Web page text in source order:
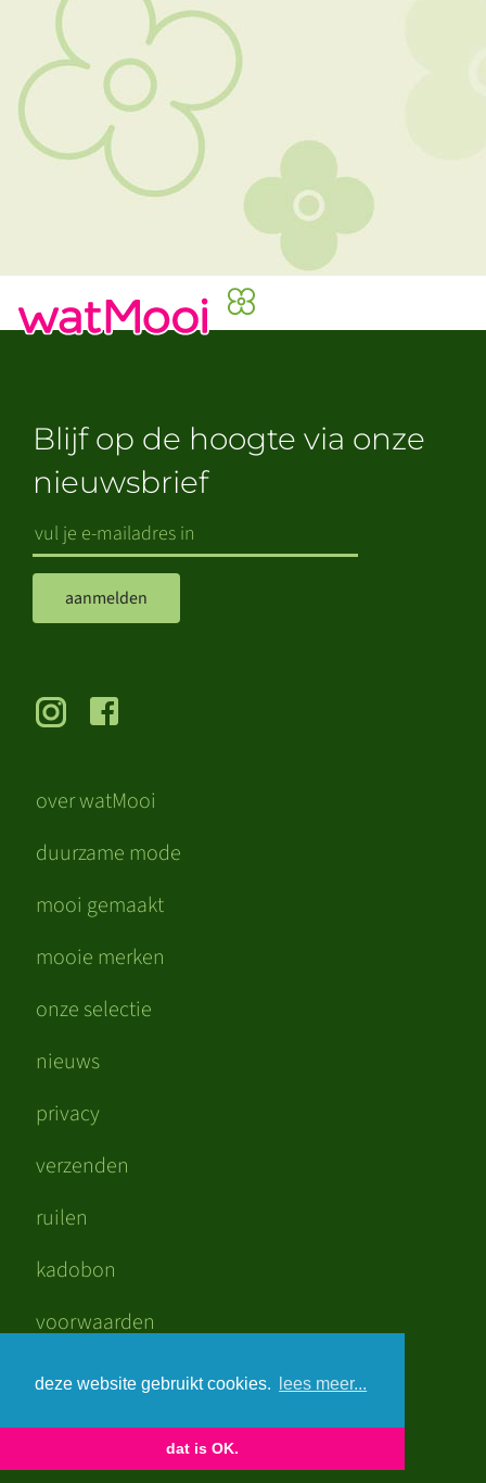
deze website gebruikt cookies. lees meer...
dat is OK.
over watMooi
duurzame mode
mooi gemaakt
mooie merken
onze selectie
nieuws
privacy
verzenden
ruilen
kadobon
voorwaarden
mooi verdiend
Blijf op de hoogte via onze
nieuwsbrief
aanmelden